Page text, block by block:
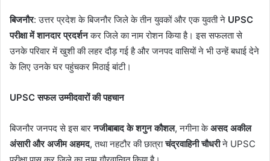
बिजनौर: उत्तर प्रदेश के बिजनौर जिले के तीन युवकों और एक युवती ने UPSC
परीक्षा में शानदार प्रदर्शनकर जिले का नाम रोशन किया है। इस सफलता से
उनके परिवार में खुशी की लहर दौड़ गई है और जनपद वासियों ने भी उन्हें बधाई देने
के लिए उनके घर पहुंचकर मिठाई बांटी।
UPSC सफल उम्मीदवारों की पहचान
बिजनौर जनपद से इस बारनजीबाबाद के शगुन कौशल, नगीना केअसद अकील
अंसारी और अजीम अहमद, तथा नहटौर की छात्राचंद्रवाहिनी चौधरीने UPSC